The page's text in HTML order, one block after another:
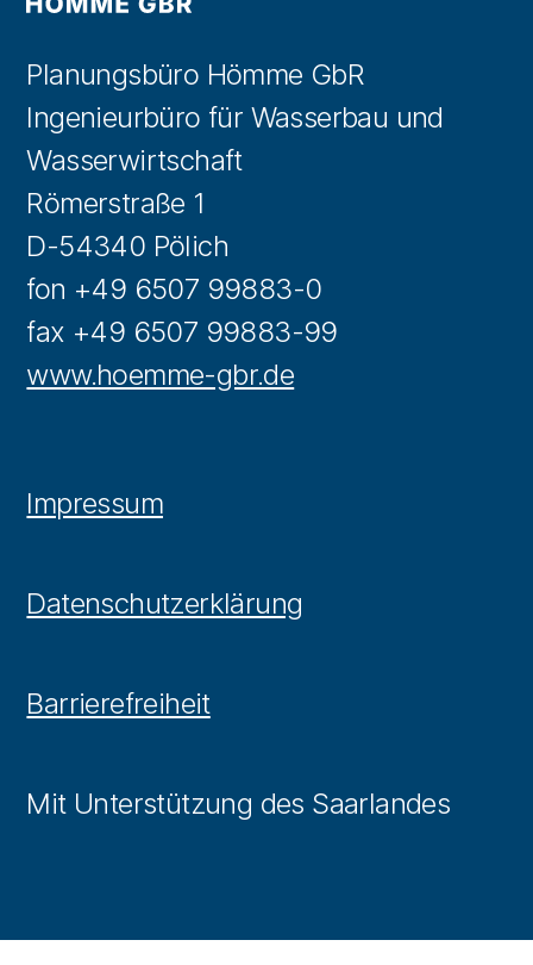
Planungsbüro Hömme GbR
Ingenieurbüro für Wasserbau und
Wasserwirtschaft
Römerstraße 1
D-54340 Pölich
fon +49 6507 99883-0
fax +49 6507 99883-99
www.hoemme-gbr.de
Impressum
Datenschutzerklärung
Barrierefreiheit
Mit Unterstützung des Saarlandes